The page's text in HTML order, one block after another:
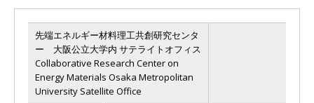
先端エネルギー材料理工共創研究センタ
ー 大阪公立大学内 サテライトオフィス
Collaborative Research Center on
Energy Materials Osaka Metropolitan
University Satellite Office